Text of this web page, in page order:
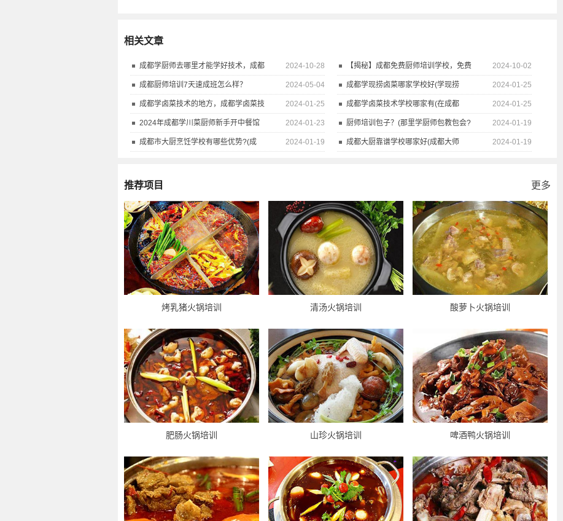
相关文章
2024-10-28
成都学厨师去哪里才能学好技术，成都 2024-10-02
【揭秘】成都免费厨师培训学校，免费
2024-05-04
成都厨师培训7天速成班怎么样？ 2024-01-25
成都学现捞卤菜哪家学校好(学现捞
2024-01-25
成都学卤菜技术的地方，成都学卤菜技 2024-01-25
成都学卤菜技术学校哪家有(在成都
2024-01-23
2024年成都学川菜厨师新手开中餐馆 2024-01-19
厨师培训包子？(那里学厨师包教包会?
2024-01-19
成都市大厨烹饪学校有哪些优势?(成 2024-01-19
成都大厨靠谱学校哪家好(成都大师
更多
推荐项目
烤乳猪火锅培训 清汤火锅培训 酸萝卜火锅培训
肥肠火锅培训 山珍火锅培训 啤酒鸭火锅培训